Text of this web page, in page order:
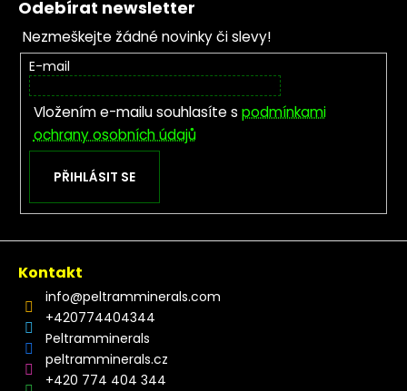
Odebírat newsletter
Nezmeškejte žádné novinky či slevy!
E-mail
Vložením e-mailu souhlasíte s podmínkami
ochrany osobních údajů
PŘIHLÁSIT SE
Kontakt
info@peltramminerals.com
+420774404344
Peltramminerals
peltramminerals.cz
+420 774 404 344